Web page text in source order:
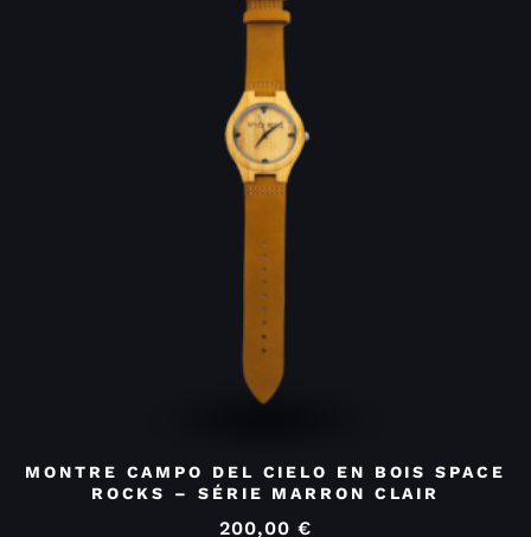
MONTRE CAMPO DEL CIELO EN BOIS SPACE
ROCKS – SÉRIE MARRON CLAIR
200,00 €